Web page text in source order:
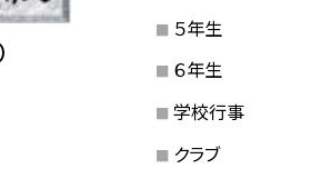
５年生
６年生
学校行事
クラブ